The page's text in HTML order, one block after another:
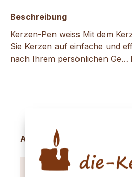
Beschreibung
Kerzen-Pen weiss Mit dem
Sie Kerzen auf einfache und
nach Ihrem persönlichen Ge…
Produktgalerie überspringen
Accessory Items